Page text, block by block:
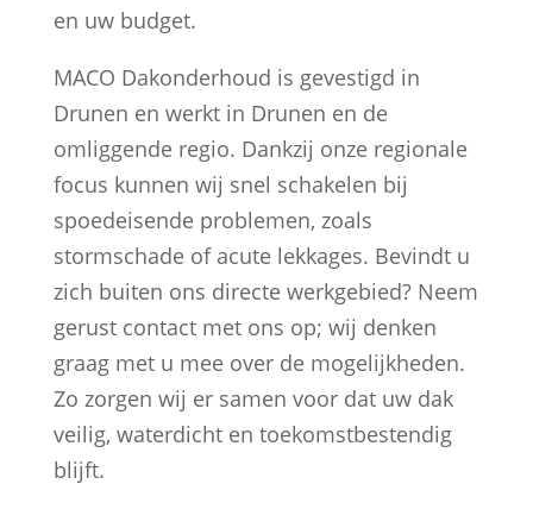
en uw budget.
MACO Dakonderhoud is gevestigd in
Drunen en werkt in Drunen en de
omliggende regio. Dankzij onze regionale
focus kunnen wij snel schakelen bij
spoedeisende problemen, zoals
stormschade of acute lekkages. Bevindt u
zich buiten ons directe werkgebied? Neem
gerust contact met ons op; wij denken
graag met u mee over de mogelijkheden.
Zo zorgen wij er samen voor dat uw dak
veilig, waterdicht en toekomstbestendig
blijft.